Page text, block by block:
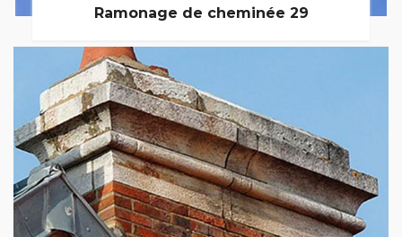
Ramonage de cheminée 29